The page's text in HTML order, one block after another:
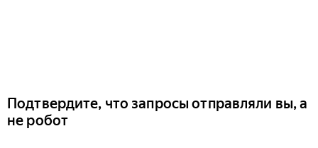
Подтвердите, что запросы отправляли вы, а
не робот